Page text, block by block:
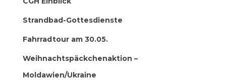
Strandbad-Gottesdienste
Fahrradtour am 30.05.
Weihnachtspäckchenaktion –
Moldawien/Ukraine